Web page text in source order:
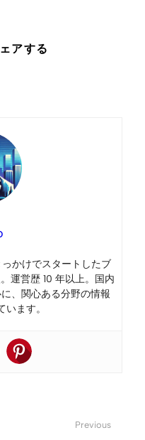
アする
かけでスタートしたブ
運営歴 10 年以上。国内
、関心ある分野の情報
ます。
Previous